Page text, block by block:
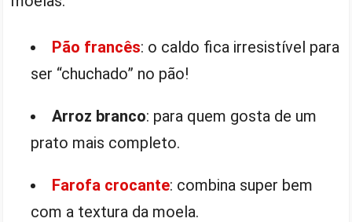
Pão francês: o caldo fica irresistível para
ser “chuchado” no pão!
Arroz branco: para quem gosta de um
prato mais completo.
Farofa crocante: combina super bem
com a textura da moela.